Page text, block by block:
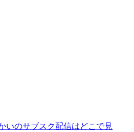
いのサブスク配信はどこで見